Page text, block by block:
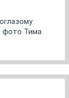
фото Тима